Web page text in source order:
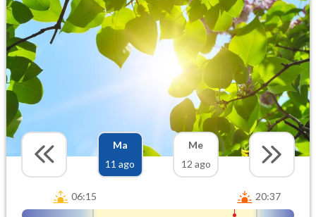
Ma
11 ago
Me
12 ago
06:15 20:37